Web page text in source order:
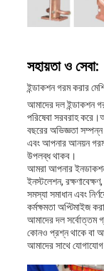
সহায়তা ও সেবা:
ইন্ডাকশন গরম করার
আমাদের দল ইন্ডাকশন
পরিষেবা সরবরাহ
বছরের অভিজ্ঞতা
এবং আপনার আনয়ন গরম
উপলব্ধ থাকব।
আমরা আপনার ইনডাকশন
ইনস্টলেশন,
সমস্যা সমাধান এবং
কর্মক্ষমতা অপ্টিমাইজ
আমাদের দল সর্বোত্তম
কোনও প্রশ্ন থাকে বা
আমাদের সাথে